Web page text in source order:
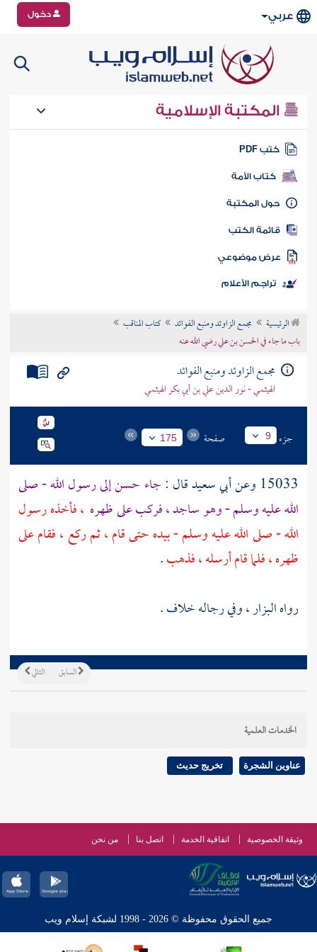
عربي دخول
المكتبة الإسلامية
كتب PDF
كتاب الأمة
المكتبة
الكتب
موضوعي
تراجم الأعلام
الرئيسية مجمع الزاوئد ومنبع الفوائد
كتاب المناقب
باب ما جاء في الحسن بن علي رضي الله عنه
مجمع الزاوئد ومنبع الفوائد
الهيثمي - نور الدين علي بن أبي بكر الهيثمي
جزء 9 صفحة 175
15033 وعن أبي سعيدقال :جاء حسنإلى رسول الله - صلى
الله عليه وسلم - وهو ساجد ، فركب على ظهره ، فأخذه رسول
الله - صلى الله عليه وسلم - بيده حتى قام ، ثم ركع ، فقام على
ظهره ، فلما قام أرسله ، فذهب.
رواهالبزار، وفي رجاله خلاف .
التالي السابق
الخدمات العلمية
عناوين الشجرة تخريج حديث
وثيقة الخصوصية اتفاقية الخدمة اتصل بنا من نحن
جميع الحقوق محفوظة © 2026 - 1998 لشبكة إسلام ويب